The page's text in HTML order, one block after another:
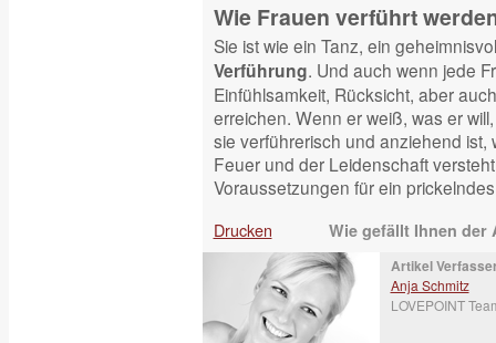
Wie Frauen verführt
Sie ist wie ein Tanz, ein
Verführung. Und auch wenn jede
Einfühlsamkeit, Rücksicht, aber
erreichen. Wenn er weiß, was er
sie verführerisch und anziehend ist,
Feuer und der Leidenschaft
Voraussetzungen für ein
Drucken Wie gefällt Ihnen der
Artikel
Anja Schmitz
LOVEPOINT